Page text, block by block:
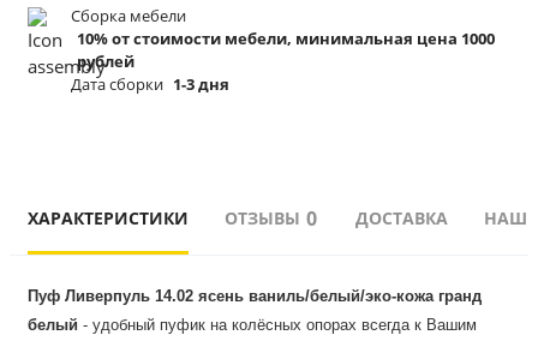
Сборка мебели
10% от стоимости мебели, минимальная цена 1000
рублей
Дата сборки 1-3 дня
ХАРАКТЕРИСТИКИ ОТЗЫВЫ 0 ДОСТАВКА
Пуф Ливерпуль 14.02 ясень ваниль/белый/эко-кожа гранд
белый - удобный пуфик на колёсных опорах всегда к Вашим